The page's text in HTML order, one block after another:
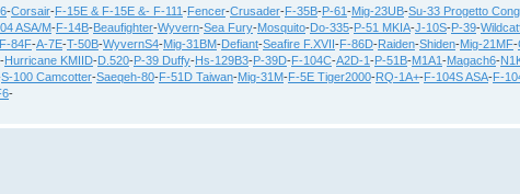
-Corsair-F-15E & F-15E &- F-111-Fencer-Crusader-F-35B-P-61-Mig-23UB-Su-33 Progetto
ASA/M-F-14B-Beaufighter-Wyvern-Sea Fury-Mosquito-Do-335-P-51 MKIA-J-10S-P-39-
F-84F-A-7E-T-50B-WyvernS4-Mig-31BM-Defiant-Seafire F.XVII -F-86D-Raiden-Shiden-Mig-21MF-
-Hurricane KMIID-D.520-P-39 Duffy-Hs-129B3-P-39D-F-104C-A2D-1-P-51B-M1A1-Magach6-
S-100 Camcotter-Saeqeh-80-F-51D Taiwan-Mig-31M-F-5E Tiger2000-RQ-1A+-F-104S ASA-F-
-